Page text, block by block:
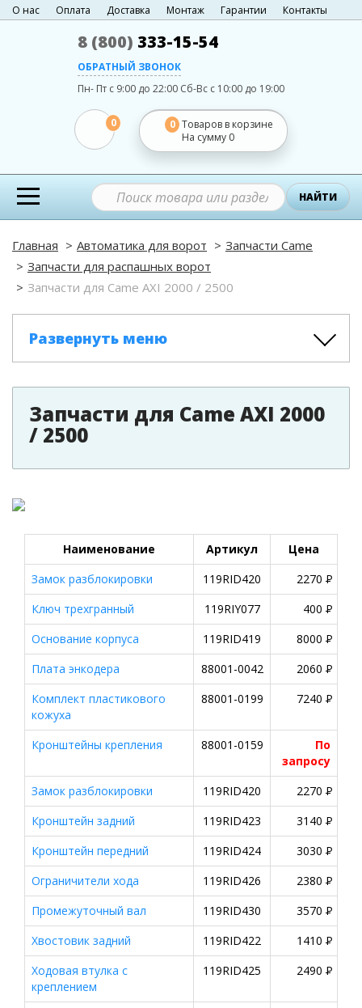
О нас Оплата Доставка Монтаж Гарантии Контакты
8 (800) 333-15-54
ОБРАТНЫЙ ЗВОНОК
Пн- Пт с 9:00 до 22:00 Сб-Вс с 10:00 до 19:00
0 0 Товаров в корзине
На сумму 0
НАЙТИ
Главная Автоматика для ворот
Запчасти Came
Запчасти для распашных ворот
Запчасти для Came AXI 2000 / 2500
Развернуть меню
Запчасти для Came AXI 2000
/ 2500
Наименование Артикул
Цена
Замок разблокировки
119RID420 2270P
Ключ трехгранный
119RIY077 400P
Основание корпуса
119RID419 8000P
Плата энкодера
88001-0042 2060P
Комплект пластикового
кожуха
88001-0199 7240P
Кронштейны крепления 88001-0159
По
запросу
Замок разблокировки
119RID420 2270P
Кронштейн задний
119RID423 3140P
Кронштейн передний
119RID424 3030P
Ограничители хода
119RID426 2380P
Промежуточный вал
119RID430 3570P
Хвостовик задний
119RID422 1410P
Ходовая втулка с
креплением
119RID425 2490P